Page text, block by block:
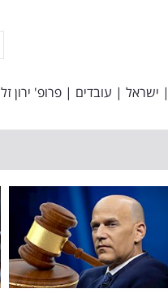
| ישראל | עובדים | פרופ' ירון